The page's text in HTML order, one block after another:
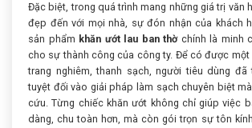
Đặc biệt, trong quá trình mang những giá trị văn
đẹp đến với mọi nhà, sự đón nhận của khách
sản phẩm khăn ướt lau ban thờchính là minh
cho sự thành công của công ty. Để có được một
trang nghiêm, thanh sạch, người tiêu dùng
tuyệt đối vào giải pháp làm sạch chuyên biệt
cứu. Từng chiếc khăn ướt không chỉ giúp việc
dàng, chu toàn hơn, mà còn gói trọn sự tôn